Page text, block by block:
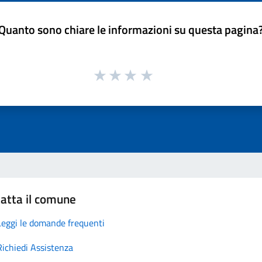
sono chiare le informazioni su questa
il comune
le domande frequenti
Assistenza